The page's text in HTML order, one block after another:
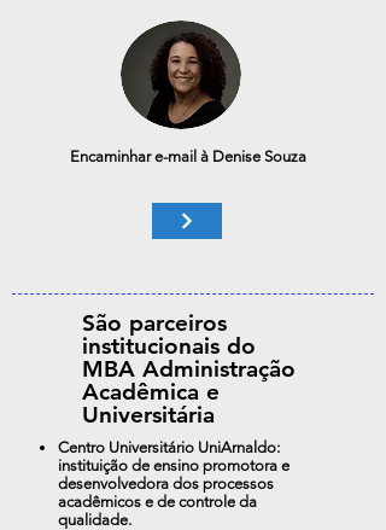
Encaminhar e-mail à Denise Souza
São parceiros
institucionais do
MBA Administração
Acadêmica e
Universitária
Centro Universitário UniArnaldo:
instituição de ensino promotora e
desenvolvedora dos processos
acadêmicos e de controle da
qualidade.